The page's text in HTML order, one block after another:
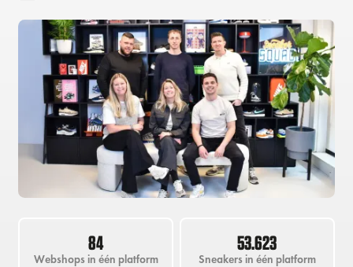
84
Webshops in één platform
53.623
Sneakers in één platform